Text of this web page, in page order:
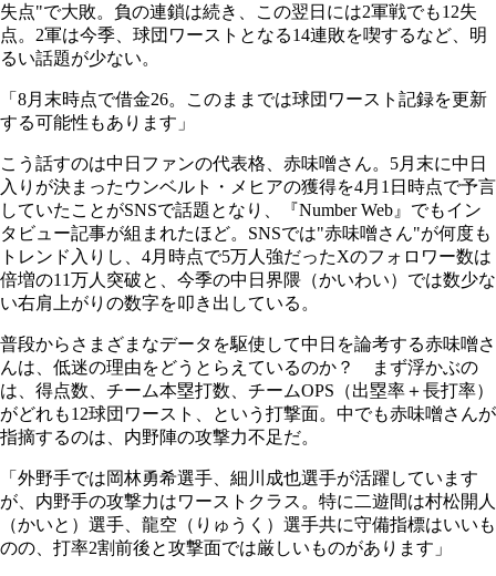
失点"で大敗。負の連鎖は続き、この翌日には2軍戦でも12失
点。2軍は今季、球団ワーストとなる14連敗を喫するなど、明
るい話題が少ない。
「8月末時点で借金26。このままでは球団ワースト記録を更新
する可能性もあります」
こう話すのは中日ファンの代表格、赤味噌さん。5月末に中日
入りが決まったウンベルト・メヒアの獲得を4月1日時点で予言
していたことがSNSで話題となり、『Number Web』でもイン
タビュー記事が組まれたほど。SNSでは"赤味噌さん"が何度も
トレンド入りし、4月時点で5万人強だったXのフォロワー数は
倍増の11万人突破と、今季の中日界隈（かいわい）では数少な
い右肩上がりの数字を叩き出している。
普段からさまざまなデータを駆使して中日を論考する赤味噌さ
んは、低迷の理由をどうとらえているのか？ まず浮かぶの
は、得点数、チーム本塁打数、チームOPS（出塁率＋長打率）
がどれも12球団ワースト、という打撃面。中でも赤味噌さんが
指摘するのは、内野陣の攻撃力不足だ。
「外野手では岡林勇希選手、細川成也選手が活躍しています
が、内野手の攻撃力はワーストクラス。特に二遊間は村松開人
（かいと）選手、龍空（りゅうく）選手共に守備指標はいいも
のの、打率2割前後と攻撃面では厳しいものがあります」